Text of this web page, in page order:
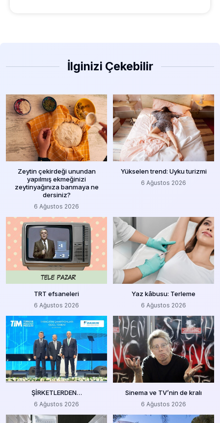
İlginizi Çekebilir
Zeytin çekirdeği unundan
yapılmış ekmeğinizi
zeytinyağınıza banmaya ne
dersiniz?
6 Ağustos 2026
Yükselen trend: Uyku turizmi
6 Ağustos 2026
TRT efsaneleri
6 Ağustos 2026
Yaz kâbusu: Terleme
6 Ağustos 2026
ŞİRKETLERDEN…
6 Ağustos 2026
Sinema ve TV’nin de kralı
6 Ağustos 2026